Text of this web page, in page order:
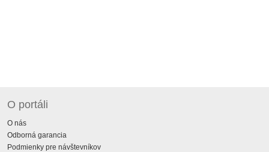
O portáli
O nás
Odborná garancia
Podmienky pre návštevníkov